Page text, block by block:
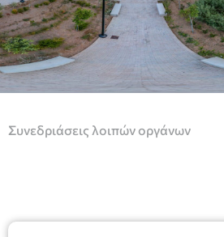
Συνεδριάσεις λοιπών οργάνων